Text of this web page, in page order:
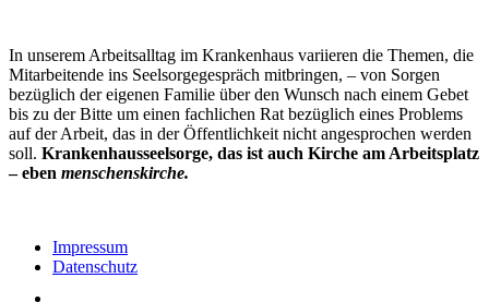
In unserem Arbeitsalltag im Krankenhaus variieren die Themen, die
Mitarbeitende ins Seelsorgegespräch mitbringen, – von Sorgen
bezüglich der eigenen Familie über den Wunsch nach einem Gebet
bis zu der Bitte um einen fachlichen Rat bezüglich eines Problems
auf der Arbeit, das in der Öffentlichkeit nicht angesprochen werden
soll. Krankenhausseelsorge, das ist auch Kirche am Arbeitsplatz
– eben menschenskirche.
Impressum
Datenschutz